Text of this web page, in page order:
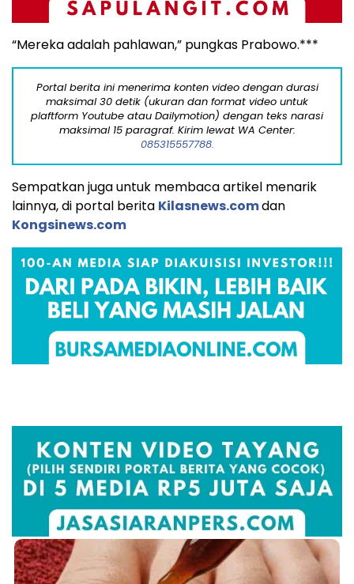
“Mereka adalah pahlawan,” pungkas Prabowo.***
Portal berita ini menerima konten video dengan durasi
maksimal 30 detik (ukuran dan format video untuk
plaftform Youtube atau Dailymotion) dengan teks narasi
maksimal 15 paragraf. Kirim lewat WA Center:
085315557788.
Sempatkan juga untuk membaca artikel menarik
lainnya, di portal berita Kilasnews.comdan
Kongsinews.com